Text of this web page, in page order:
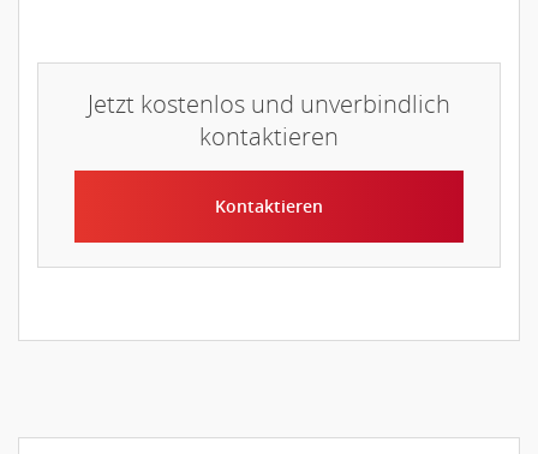
Jetzt kostenlos und unverbindlich
kontaktieren
Kontaktieren